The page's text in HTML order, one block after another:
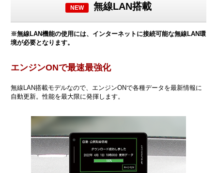
NEW 無線LAN搭載
※無線LAN機能の使用には、インターネットに接続可能な無線LAN環
境が必要となります。
エンジンONで最速最強化
無線LAN搭載モデルなので、エンジンONで各種データを最新情報に
自動更新。性能を最大限に発揮します。